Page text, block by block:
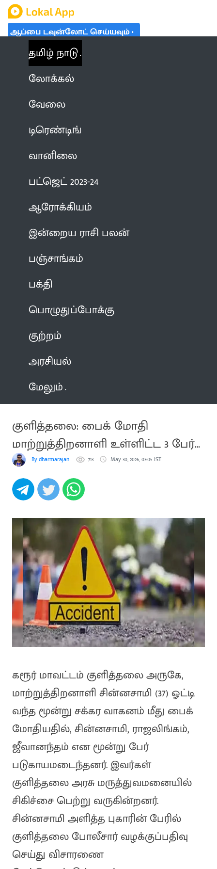
ஆப்பை டவுன்லோட் செய்யவும்
தமிழ் நாடு
லோக்கல்
வேலை
டிரெண்டிங்
வானிலை
பட்ஜெட் 2023-24
ஆரோக்கியம்
இன்றைய ராசி பலன்
பஞ்சாங்கம்
பக்தி
பொழுதுப்போக்கு
குற்றம்
அரசியல்
மேலும்
குளித்தலை: பைக் மோதி
மாற்றுத்திறனாளி உள்ளிட்ட 3 பேர்
காயம்By dharmarajan 713 May 30, 2026, 03:05 IST
கரூர் மாவட்டம் குளித்தலை அருகே,
மாற்றுத்திறனாளி சின்னசாமி (37) ஓட்டி
வந்த மூன்று சக்கர வாகனம் மீது பைக்
மோதியதில், சின்னசாமி, ராஜலிங்கம்,
ஜீவானந்தம் என மூன்று பேர்
படுகாயமடைந்தனர். இவர்கள்
குளித்தலை அரசு மருத்துவமனையில்
சிகிச்சை பெற்று வருகின்றனர்.
சின்னசாமி அளித்த புகாரின் பேரில்
குளித்தலை போலீசார் வழக்குப்பதிவு
செய்து விசாரணை